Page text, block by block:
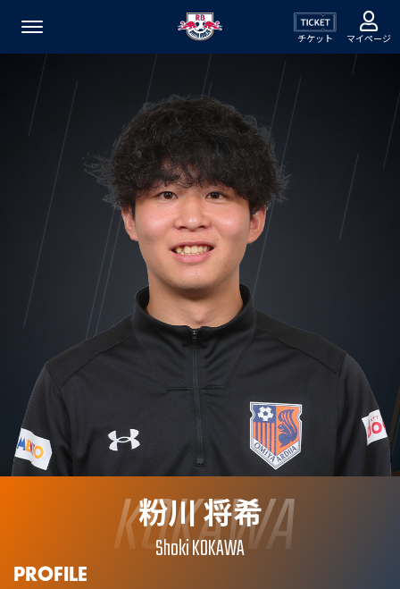
チケット マイページ
KOKAWA
粉川 将希
Shoki KOKAWA
PROFILE